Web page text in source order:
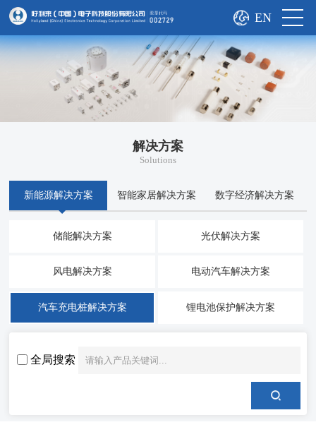
EN
解决方案
Solutions
新能源解决方案 智能家居解决方案 数字经济解决方案
储能解决方案 光伏解决方案
风电解决方案 电动汽车解决方案
汽车充电桩解决方案 锂电池保护解决方案
全局搜索